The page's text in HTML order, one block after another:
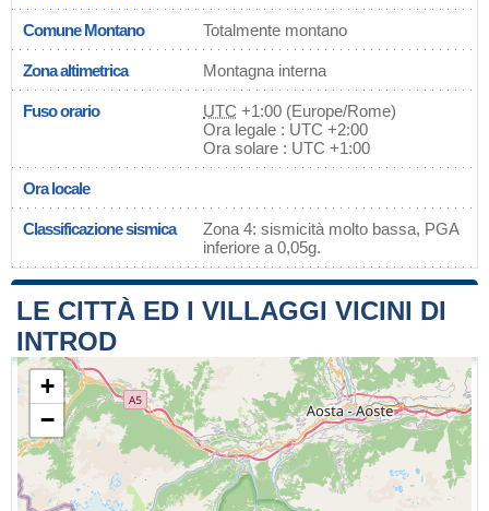
Comune Montano Totalmente montano
Zona altimetrica Montagna interna
Fuso orario UTC +1:00 (Europe/Rome)
Ora legale : UTC +2:00
Ora solare : UTC +1:00
Ora locale
Classificazione sismica
Zona 4: sismicità molto bassa, PGA
inferiore a 0,05g.
LE CITTÀ ED I VILLAGGI VICINI DI
INTROD
+
−